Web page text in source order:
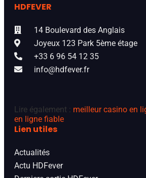
HDFEVER
14 Boulevard des Anglais
Joyeux 123 Park 5ème étage
+33 6 96 54 12 35
info@hdfever.fr
Lire également : meilleur casino en
en ligne fiable
Lien utiles
Actualités
Actu HDFever